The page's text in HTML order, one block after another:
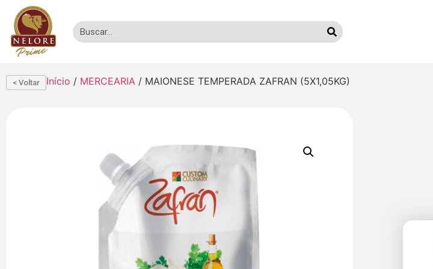
< Voltar Início / MERCEARIA / MAIONESE TEMPERADA ZAFRAN (5X1,05KG)